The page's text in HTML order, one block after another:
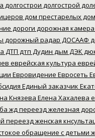
долгострои долгострой
дом престарелых
дороги дорожная камера
дорожный радар ДОСААФ
ДТП дтп Дудин дым ДЭК
еврейская культура
Евровидение Евросеть
Единый заказчик
Князева Елена Хахалева
жд переезджелезная
переездженская
обращение с детьми